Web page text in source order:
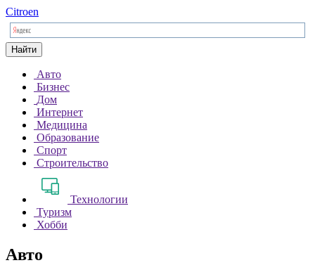
Citroen
Найти
Авто
Бизнес
Дом
Интернет
Медицина
Образование
Спорт
Строительство
Технологии
Туризм
Хобби
Авто